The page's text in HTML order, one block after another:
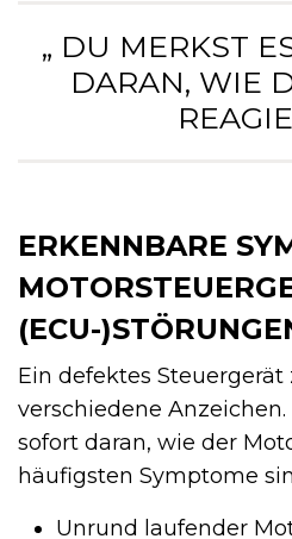
„ DU MERKST
DARAN, WIE
ERKENNBARE
(ECU-
Ein defektes
verschiedene
sofort daran, wie der
häufigsten Symptome
Unrund laufender